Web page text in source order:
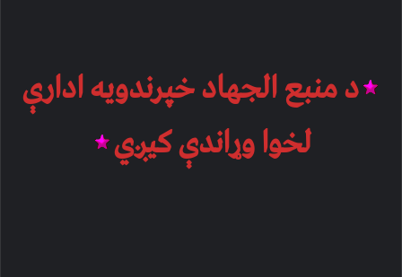
د منبع الجهاد خپرندویه ادارې
لخوا وړاندې کیږي